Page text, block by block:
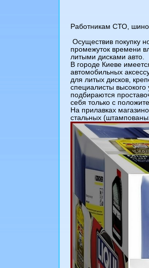
Работникам СТО,
Осуществив покупку
промежуток времени
литыми дисками авто.
В городе Киеве
автомобильных
для литых дисков,
специалисты высокого
подбираются
себя только с
На прилавках
стальных